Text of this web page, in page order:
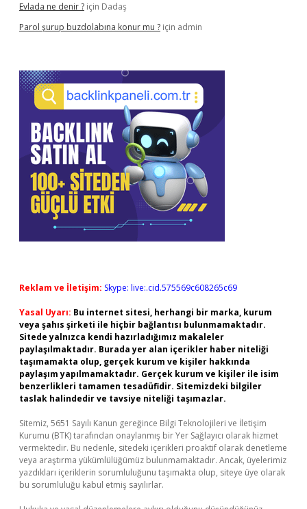
Evlada ne denir ? için Dadaş
Parol şurup buzdolabına konur mu ? için admin
Reklam ve İletişim: Skype: live:.cid.575569c608265c69
Yasal Uyarı: Bu internet sitesi, herhangi bir marka, kurum
veya şahıs şirketi ile hiçbir bağlantısı bulunmamaktadır.
Sitede yalnızca kendi hazırladığımız makaleler
paylaşılmaktadır. Burada yer alan içerikler haber niteliği
taşımamakta olup, gerçek kurum ve kişiler hakkında
paylaşım yapılmamaktadır. Gerçek kurum ve kişiler ile isim
benzerlikleri tamamen tesadüfidir. Sitemizdeki bilgiler
taslak halindedir ve tavsiye niteliği taşımazlar.
Sitemiz, 5651 Sayılı Kanun gereğince Bilgi Teknolojileri ve İletişim
Kurumu (BTK) tarafından onaylanmış bir Yer Sağlayıcı olarak hizmet
vermektedir. Bu nedenle, sitedeki içerikleri proaktif olarak denetleme
veya araştırma yükümlülüğümüz bulunmamaktadır. Ancak, üyelerimiz
yazdıkları içeriklerin sorumluluğunu taşımakta olup, siteye üye olarak
bu sorumluluğu kabul etmiş sayılırlar.